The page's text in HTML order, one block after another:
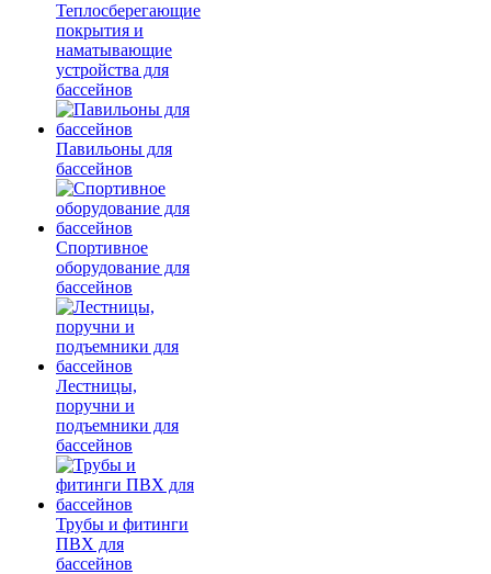
Теплосберегающие
покрытия и
наматывающие
устройства для
бассейнов
Павильоны для
бассейнов
Спортивное
оборудование для
бассейнов
Лестницы,
поручни и
подъемники для
бассейнов
Трубы и фитинги
ПВХ для
бассейнов